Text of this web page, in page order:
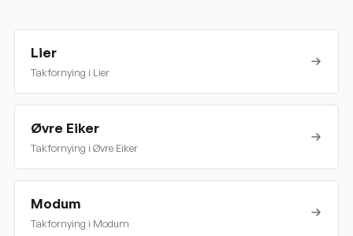
Lier
Takfornying i Lier
Øvre Eiker
Takfornying i Øvre Eiker
Modum
Takfornying i Modum